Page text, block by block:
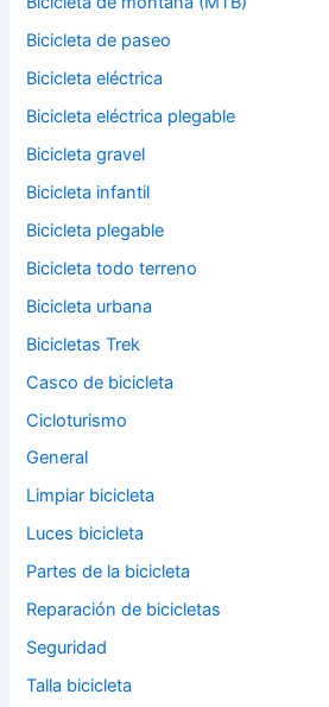
Bicicleta de paseo
Bicicleta eléctrica
Bicicleta eléctrica plegable
Bicicleta gravel
Bicicleta infantil
Bicicleta plegable
Bicicleta todo terreno
Bicicleta urbana
Bicicletas Trek
Casco de bicicleta
Cicloturismo
General
Limpiar bicicleta
Luces bicicleta
Partes de la bicicleta
Reparación de bicicletas
Seguridad
Talla bicicleta